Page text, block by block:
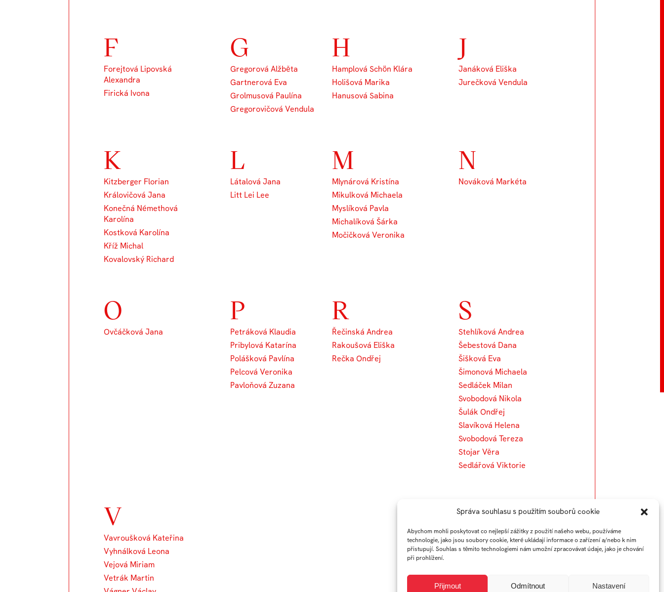
Správa souhlasu s použitím souborů cookie
Abychom mohli poskytovat co nejlepší zážitky z použití našeho webu, používáme
technologie, jako jsou soubory cookie, které ukládají informace o zařízení a/nebo k nim
přistupují. Souhlas s těmito technologiemi nám umožní zpracovávat údaje, jako je chování
při prohlížení.
Přijmout Odmítnout Nastavení
F
Forejtová Lipovská
Alexandra
Firická Ivona
G
Gregorová Alžběta
Gartnerová Eva
Grolmusová Paulína
Gregorovičová Vendula
H
Hamplová Schön Klára
Holišová Marika
Hanusová Sabina
J
Janáková Eliška
Jurečková Vendula
K
Kitzberger Florian
Královičová Jana
Konečná Némethová
Karolína
Kostková Karolína
Kříž Michal
Kovalovský Richard
L
Látalová Jana
Litt Lei Lee
M
Mlynárová Kristína
Mikulková Michaela
Myslíková Pavla
Michalíková Šárka
Močičková Veronika
N
Nováková Markéta
O
Ovčáčková Jana
P
Petráková Klaudia
Pribylová Katarína
Polášková Pavlína
Pelcová Veronika
Pavloňová Zuzana
R
Řečinská Andrea
Rakoušová Eliška
Rečka Ondřej
S
Stehlíková Andrea
Šebestová Dana
Šišková Eva
Šimonová Michaela
Sedláček Milan
Svobodová Nikola
Šulák Ondřej
Slavíková Helena
Svobodová Tereza
Stojar Věra
Sedlářová Viktorie
V
Vavroušková Kateřina
Vyhnálková Leona
Vejová Miriam
Vetrák Martin